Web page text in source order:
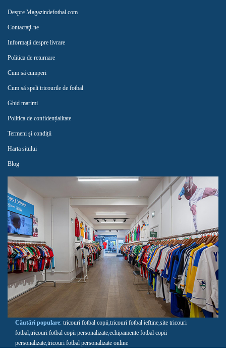
Despre Magazindefotbal.com
Contactaţi-ne
Informații despre livrare
Politica de returnare
Cum să cumperi
Cum să speli tricourile de fotbal
Ghid marimi
Politica de confidențialitate
Termeni și condiții
Harta sitului
Blog
Căutări populare: tricouri fotbal copii tricouri fotbal ieftine site tricouri
fotbal tricouri fotbal copii personalizate echipamente fotbal copii
personalizate tricouri fotbal personalizate online